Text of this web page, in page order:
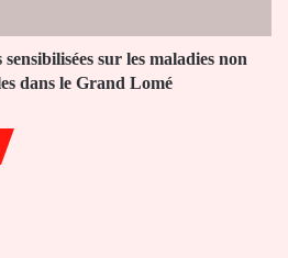
sur les maladies non
dans le Grand Lomé